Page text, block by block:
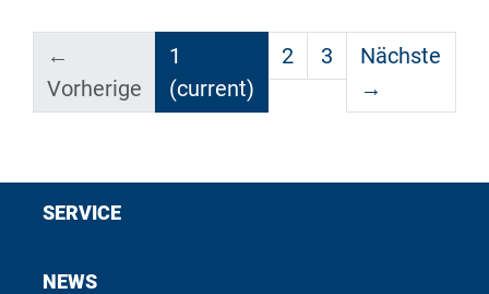
←
Vorherige
1
(current)
2 3
Nächste
→
SERVICE
NEWS